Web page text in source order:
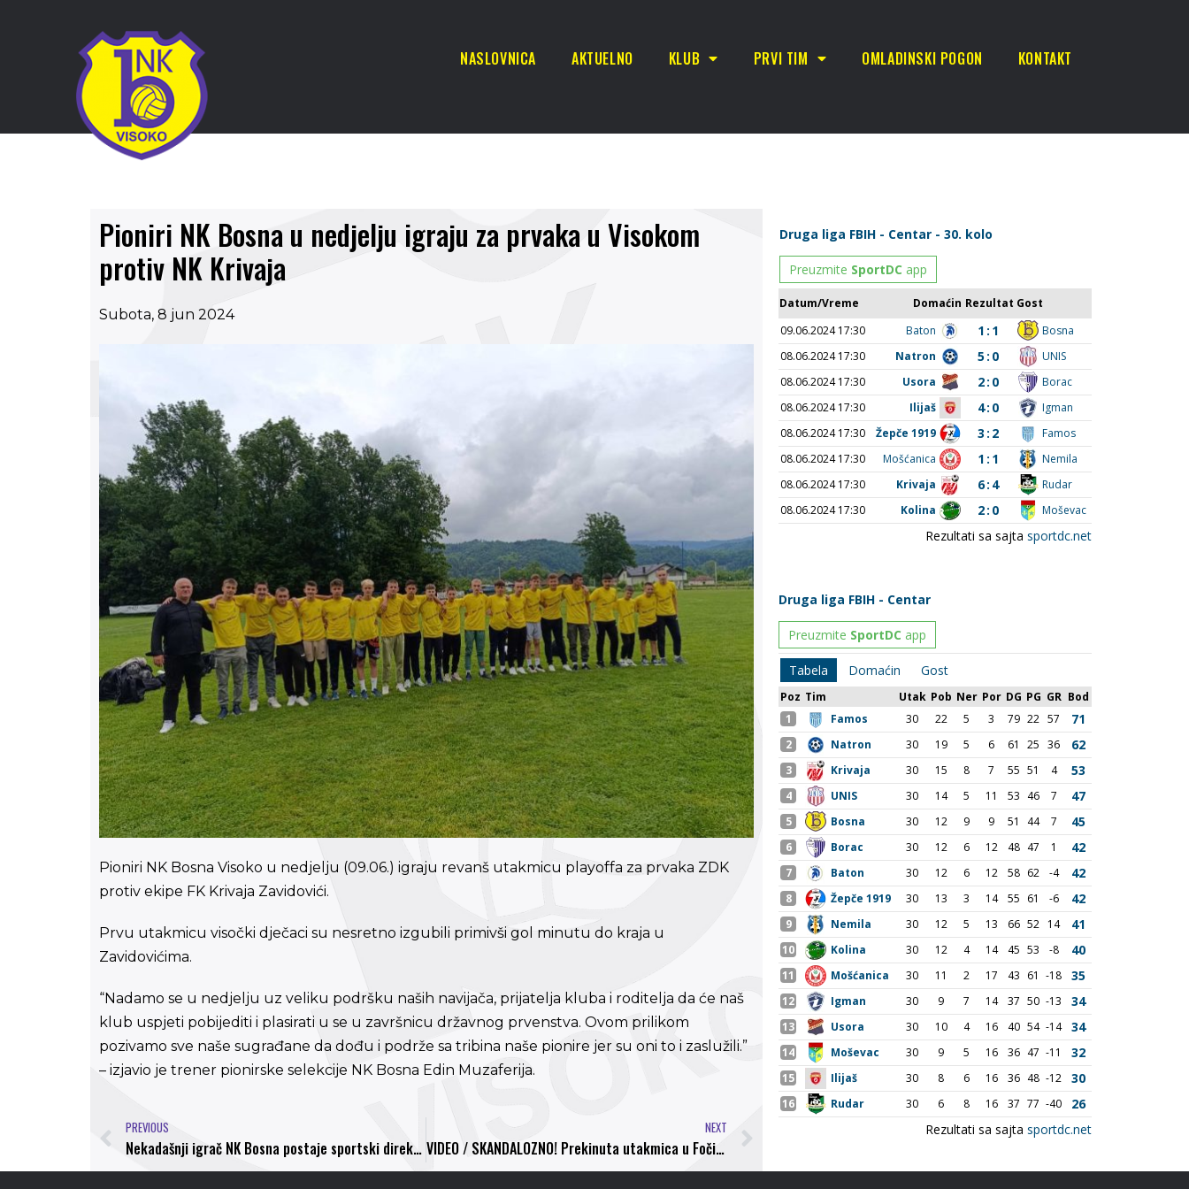
NASLOVNICA AKTUELNO KLUB PRVI TIM OMLADINSKI POGON KONTAKT
Pioniri NK Bosna u nedjelju igraju za prvaka u Visokom
protiv NK Krivaja
Subota, 8 jun 2024
Pioniri NK Bosna Visoko u nedjelju (09.06.) igraju revanš utakmicu playoffa za prvaka ZDK
protiv ekipe FK Krivaja Zavidovići.
Prvu utakmicu visočki dječaci su nesretno izgubili primivši gol minutu do kraja u
Zavidovićima.
“Nadamo se u nedjelju uz veliku podršku naših navijača, prijatelja kluba i roditelja da će naš
klub uspjeti pobijediti i plasirati u se u završnicu državnog prvenstva. Ovom prilikom
pozivamo sve naše sugrađane da dođu i podrže sa tribina naše pionire jer su oni to i zaslužili.”
– izjavio je trener pionirske selekcije NK Bosna Edin Muzaferija.
PREVIOUS
Nekadašnji igrač NK Bosna postaje sportski direktor FK Željezničar
NEXT
VIDEO / SKANDALOZNO! Prekinuta utakmica u Foči nakon fizičkog napada na juniore NK Bosna